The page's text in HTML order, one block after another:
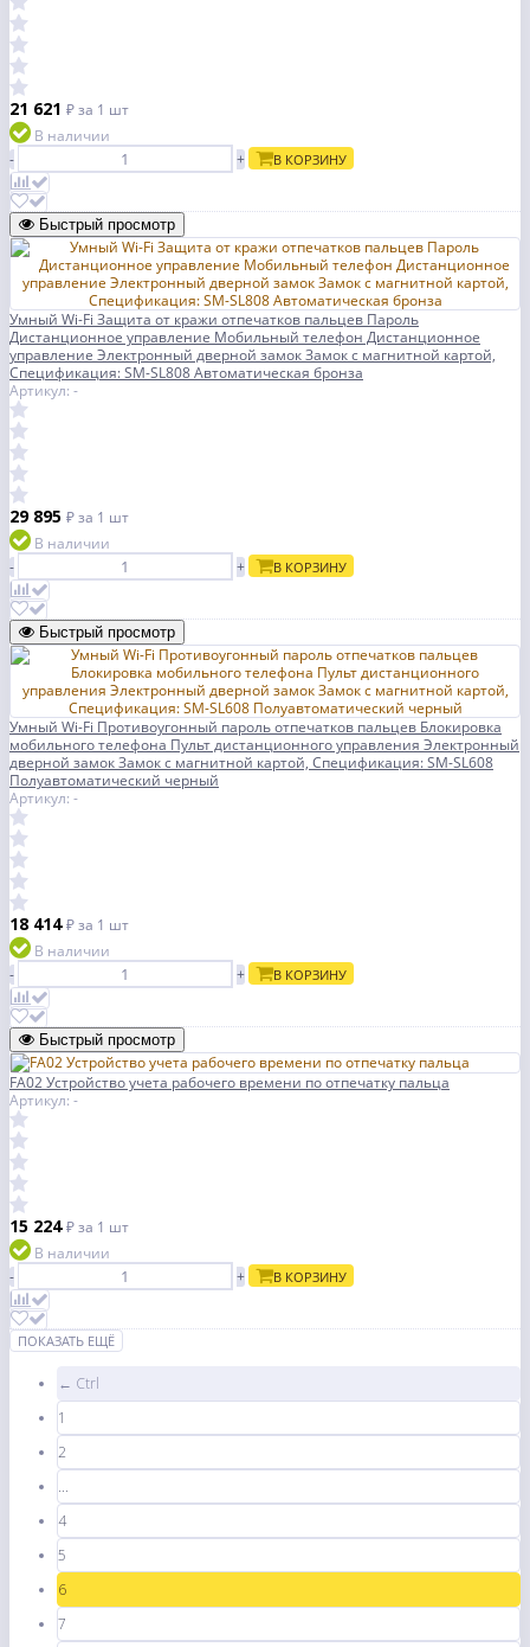
21 621 ₽за 1 шт
В наличии
-
+ В КОРЗИНУ
Быстрый просмотр
Умный Wi-Fi Защита от кражи отпечатков пальцев Пароль
Дистанционное управление Мобильный телефон Дистанционное
управление Электронный дверной замок Замок с магнитной картой,
Спецификация: SM-SL808 Автоматическая бронза
Артикул: -
29 895 ₽за 1 шт
В наличии
-
+ В КОРЗИНУ
Быстрый просмотр
Умный Wi-Fi Противоугонный пароль отпечатков пальцев Блокировка
мобильного телефона Пульт дистанционного управления Электронный
дверной замок Замок с магнитной картой, Спецификация: SM-SL608
Полуавтоматический черный
Артикул: -
18 414₽за 1 шт
В наличии
-
+ В КОРЗИНУ
Быстрый просмотр
FA02 Устройство учета рабочего времени по отпечатку пальца
Артикул: -
15 224₽за 1 шт
В наличии
-
+ В КОРЗИНУ
ПОКАЗАТЬ ЕЩЁ
← Ctrl
1
2
...
4
5
6
7